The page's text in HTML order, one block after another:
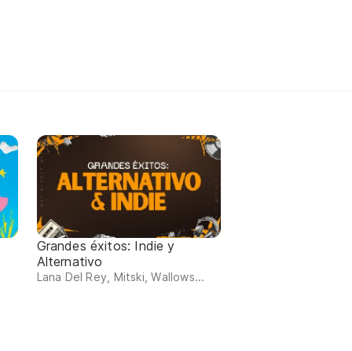
Grandes éxitos: Indie y
Alternativo
Lana Del Rey, Mitski, Wallows...